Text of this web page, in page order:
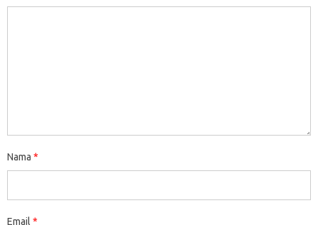
Nama *
Email *